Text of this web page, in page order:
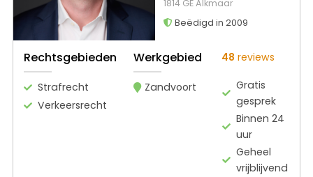
1814 GE Alkmaar
Beëdigd in 2009
Rechtsgebieden
Strafrecht
Verkeersrecht
Werkgebied
Zandvoort
48 reviews
Gratis
gesprek
Binnen 24
uur
Geheel
vrijblijvend